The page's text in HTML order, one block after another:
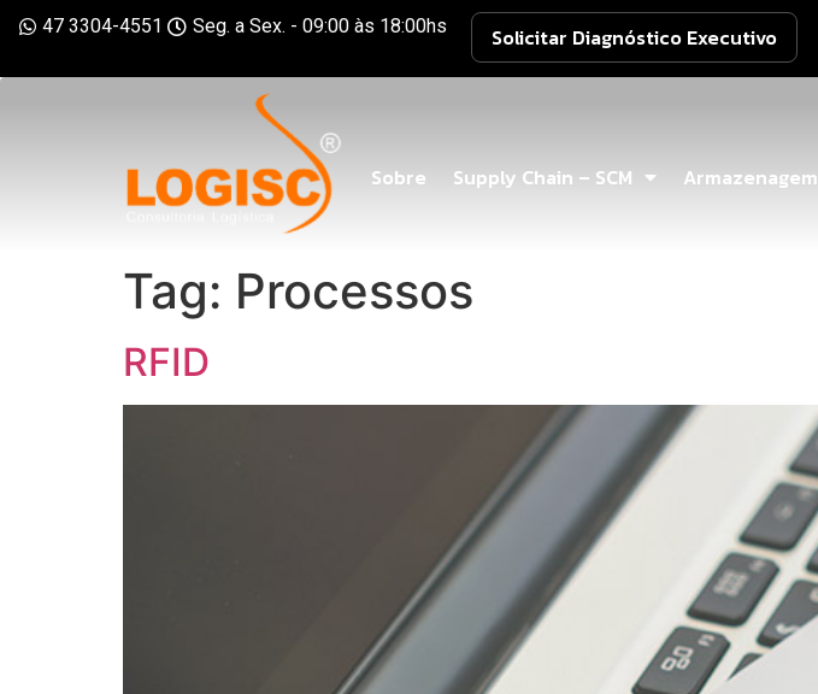
47 3304-4551 Seg. a Sex. - 09:00 às 18:00hs Solicitar Diagnóstico Executivo
Sobre Supply Chain – SCM Armazenagem
Tag: Processos
RFID